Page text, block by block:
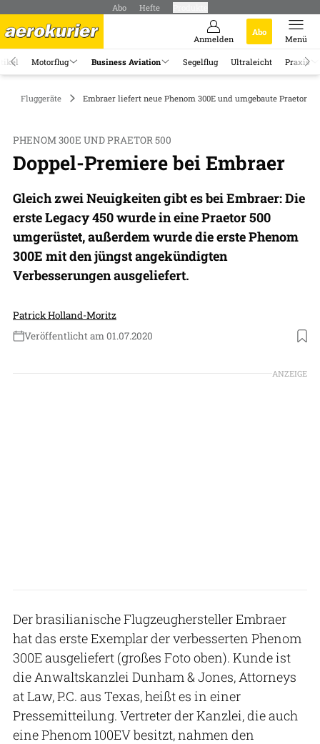
Abo Hefte
Anmelden
Abo
Menü
Motorflug Business Aviation Segelflug Ultraleicht Praxis
Fluggeräte Embraer liefert neue Phenom 300E und umgebaute Praetor
PHENOM 300E UND PRAETOR 500
Doppel-Premiere bei Embraer
Gleich zwei Neuigkeiten gibt es bei Embraer: Die
erste Legacy 450 wurde in eine Praetor 500
umgerüstet, außerdem wurde die erste Phenom
300E mit den jüngst angekündigten
Verbesserungen ausgeliefert.
Patrick Holland-Moritz
Veröffentlicht am 01.07.2020
Foto: Embraer
ANZEIGE
Der brasilianische Flugzeughersteller Embraer
hat das erste Exemplar der verbesserten Phenom
300E ausgeliefert (großes Foto oben). Kunde ist
die Anwaltskanzlei Dunham & Jones, Attorneys
at Law, P.C. aus Texas, heißt es in einer
Pressemitteilung. Vertreter der Kanzlei, die auch
eine Phenom 100EV besitzt, nahmen den